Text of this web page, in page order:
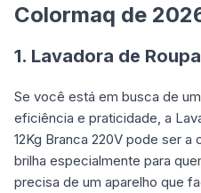
Colormaq de
1. Lavadora de
Se você está em busca de
eficiência e praticidade, a
12Kg Branca 220V pode ser
brilha especialmente para
precisa de um aparelho que